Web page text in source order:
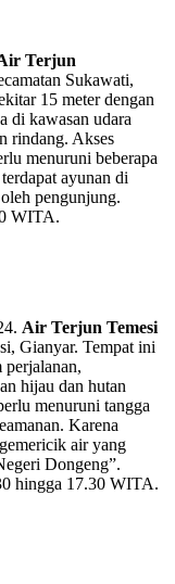
Terjun
Sukawati,
15 meter dengan
di kawasan udara
rindang. Akses
menuruni beberapa
ayunan di
pengunjung.
WITA.
Air Terjun Temesi
Gianyar. Tempat ini
hijau dan hutan
menuruni tangga
Karena
air yang
Dongeng”.
hingga 17.30 WITA.